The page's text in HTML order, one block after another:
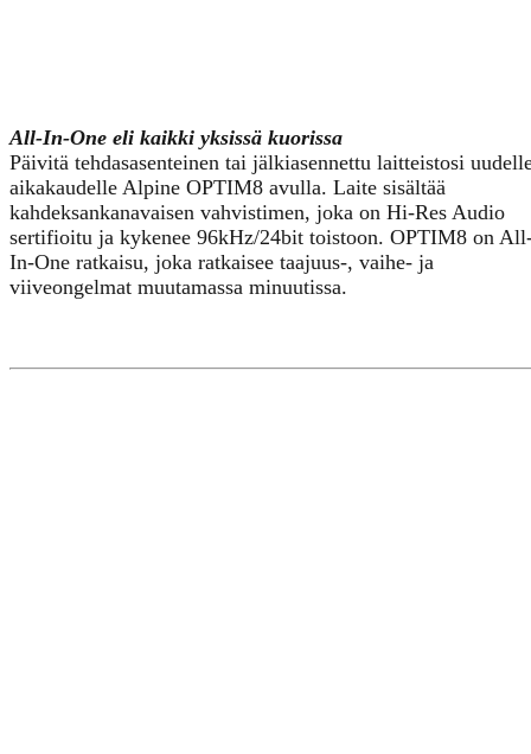
All-In-One eli kaikki yksissä kuorissa
Päivitä tehdasasenteinen tai jälkiasennettu laitteistosi
aikakaudelle Alpine OPTIM8 avulla. Laite sisältää
kahdeksankanavaisen vahvistimen, joka on Hi-Res Audio
sertifioitu ja kykenee 96kHz/24bit toistoon. OPTIM8 on
In-One ratkaisu, joka ratkaisee taajuus-, vaihe- ja
viiveongelmat muutamassa minuutissa.